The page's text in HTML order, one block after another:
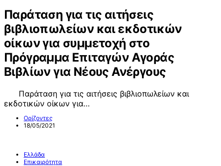
Παράταση για τις αιτήσεις
βιβλιοπωλείων και εκδοτικών
οίκων για συμμετοχή στο
Πρόγραμμα Επιταγών Αγοράς
Βιβλίων για Νέους Ανέργους
Παράταση για τις αιτήσεις βιβλιοπωλείων και
εκδοτικών οίκων για…
Ορίζοντες
18/05/2021
Ελλάδα
Επικαιρότητα